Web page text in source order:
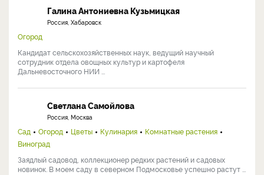
Галина Антониевна Кузьмицкая
Россия, Хабаровск
Огород
Кандидат сельскохозяйственных наук, ведущий научный
сотрудник отдела овощных культур и картофеля
Дальневосточного НИИ ...
Светлана Самойлова
Россия, Москва
Сад Огород Цветы Кулинария
Комнатные растения
Виноград
Заядлый садовод, коллекционер редких растений и садовых
новинок. В моем саду в северном Подмосковье успешно растут ...